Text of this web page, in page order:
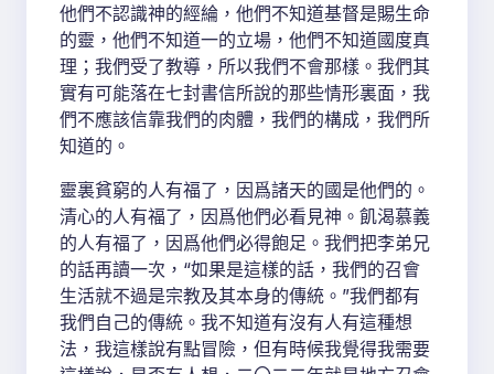
他們不認識神的經綸，他們不知道基督是賜生命
的靈，他們不知道一的立場，他們不知道國度真
理；我們受了教導，所以我們不會那樣。我們其
實有可能落在七封書信所說的那些情形裏面，我
們不應該信靠我們的肉體，我們的構成，我們所
知道的。
靈裏貧窮的人有福了，因爲諸天的國是他們的。
清心的人有福了，因爲他們必看見神。飢渴慕義
的人有福了，因爲他們必得飽足。我們把李弟兄
的話再讀一次，“如果是這樣的話，我們的召會
生活就不過是宗教及其本身的傳統。”我們都有
我們自己的傳統。我不知道有沒有人有這種想
法，我這樣說有點冒險，但有時候我覺得我需要